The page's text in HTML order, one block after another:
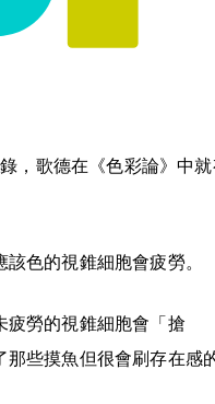
，歌德在《色彩論》中
色的視錐細胞會疲勞。
疲勞的視錐細胞會「搶
那些摸魚但很會刷存在感